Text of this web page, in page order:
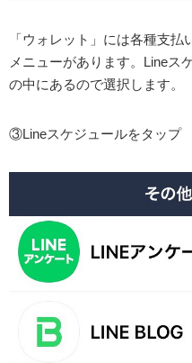
「ウォレット」には各種支
メニューがあります。Lineス
の中にあるので選択します。
③Lineスケジュールをタップ